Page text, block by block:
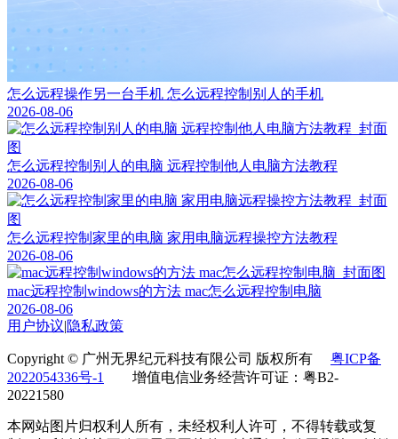
怎么远程操作另一台手机 怎么远程控制别人的手机
2026-08-06
怎么远程控制别人的电脑 远程控制他人电脑方法教程
2026-08-06
怎么远程控制家里的电脑 家用电脑远程操控方法教程
2026-08-06
mac远程控制windows的方法 mac怎么远程控制电脑
2026-08-06
用户协议 隐私政策
Copyright © 广州无界纪元科技有限公司 版权所有 粤ICP备
2022054336号-1 增值电信业务经营许可证：粤B2-
20221580
本网站图片归权利人所有，未经权利人许可，不得转载或复